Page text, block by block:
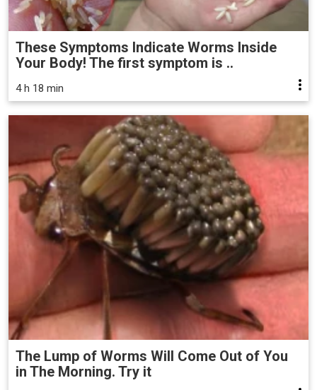
These Symptoms Indicate Worms Inside
Your Body! The first symptom is ..
4 h 18 min
The Lump of Worms Will Come Out of You
in The Morning. Try it